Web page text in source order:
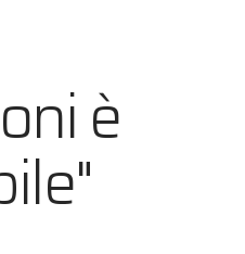
è